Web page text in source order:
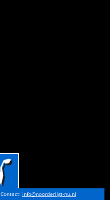
Contact: info@noorderligt-nu.nl